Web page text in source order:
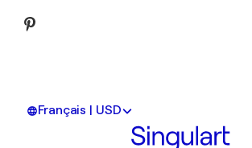
Français | USD